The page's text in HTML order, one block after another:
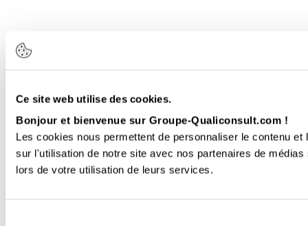
Ce site web utilise des cookies.
Bonjour et bienvenue sur Groupe-Qualiconsult.com !
Les cookies nous permettent de personnaliser le contenu
sur l'utilisation de notre site avec nos partenaires de
lors de votre utilisation de leurs services.